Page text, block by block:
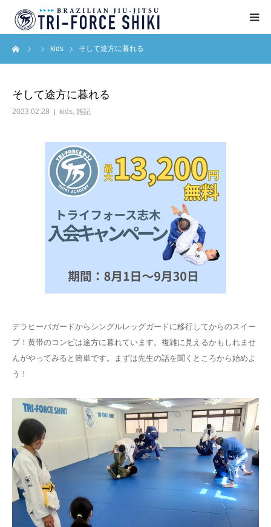
kids そして途方に暮れる
そして途方に暮れる
2023.02.28 kids, 雑記
デラヒーバガードからシングルレッグガードに移行してからのスイー
プ！黄帯のコンビは途方に暮れています。複雑に見えるかもしれませ
んがやってみると簡単です。まずは先生の話を聞くところから始めよ
う！
ABOUT
BLOG
アクセス
English